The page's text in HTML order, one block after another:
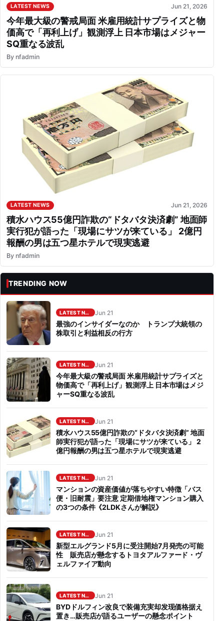
LATEST NEWS Jun 21, 2026
今年最大級の警戒局面 米雇用統計サプライズと物
価高で「再利上げ」観測浮上 日本市場はメジャー
SQ重なる波乱
By nfadmin
LATEST NEWS Jun 21, 2026
積水ハウス55億円詐欺の“ドタバタ決済劇” 地面師
実行犯が語った「現場にサツが来ている」 2億円
報酬の男は五つ星ホテルで現実逃避
By nfadmin
TRENDING NOW
LATEST NEWS Jun 21
最強のインサイダーなのか トランプ大統領の
株取引と利益相反の行方
LATEST NEWS Jun 21
今年最大級の警戒局面 米雇用統計サプライズと
物価高で「再利上げ」観測浮上 日本市場はメジ
ャーSQ重なる波乱
LATEST NEWS Jun 21
積水ハウス55億円詐欺の“ドタバタ決済劇” 地面
師実行犯が語った「現場にサツが来ている」 2
億円報酬の男は五つ星ホテルで現実逃避
LATEST NEWS Jun 21
マンションの資産価値が落ちやすい特徴「バス
便・旧耐震」要注意 定期借地権マンション購入
の3つの条件《2LDKさんが解説》
LATEST NEWS Jun 21
新型エルグランド5月に受注開始7月発売の可能
性 販売店が懸念するトヨタアルファード・ヴ
ェルファイア動向
LATEST NEWS Jun 21
BYDドルフィン改良で装備充実却发现価格据え
置き…販売店が語るユーザーの懸念ポイント